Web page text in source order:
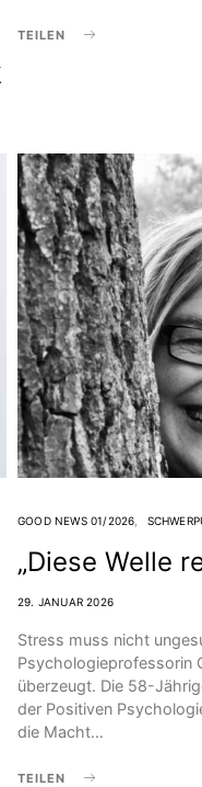
TEILEN
GOOD NEWS 01/2026
„Diese Welle
29. JANUAR 2026
Stress muss nicht
Psychologieprofessorin
überzeugt. Die 58-
der Positiven
die Macht…
TEILEN